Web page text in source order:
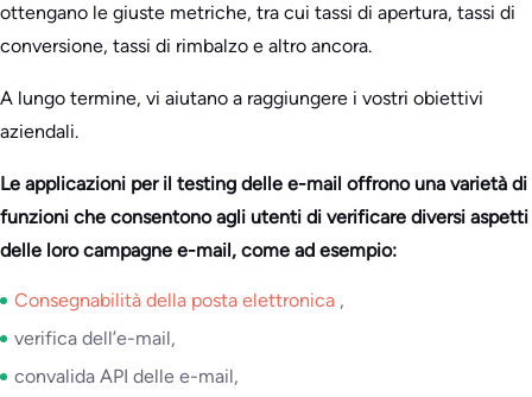
ottengano le giuste metriche, tra cui tassi di apertura, tassi di
conversione, tassi di rimbalzo e altro ancora.
A lungo termine, vi aiutano a raggiungere i vostri obiettivi
aziendali.
Le applicazioni per il testing delle e-mail offrono una varietà di
funzioni che consentono agli utenti di verificare diversi aspetti
delle loro campagne e-mail, come ad esempio:
Consegnabilità della posta elettronica ,
verifica dell’e-mail,
convalida API delle e-mail,